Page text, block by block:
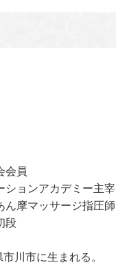
会員
ションアカデミー主宰
ん摩マッサージ指圧師
段
川市に生まれる。